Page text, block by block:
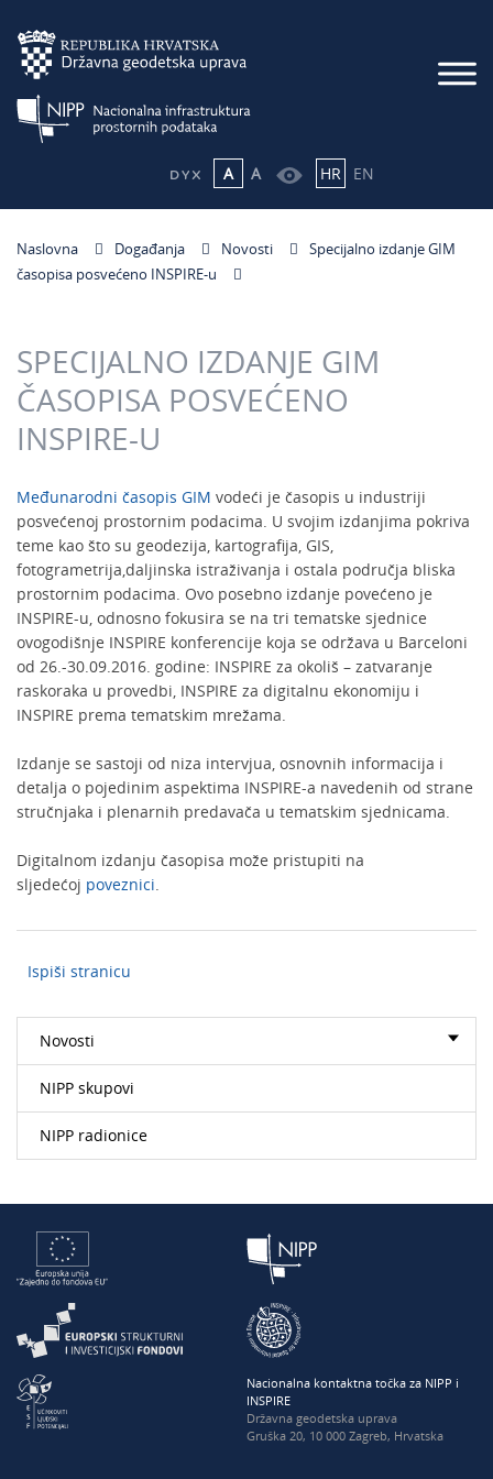
A A HR EN
Naslovna Događanja Novosti
Specijalno izdanje GIM
časopisa posvećeno INSPIRE-u
SPECIJALNO IZDANJE GIM
ČASOPISA POSVEĆENO
INSPIRE-U
Međunarodni časopis GIM vodeći je časopis u industriji
posvećenoj prostornim podacima. U svojim izdanjima pokriva
teme kao što su geodezija, kartografija, GIS,
fotogrametrija,daljinska istraživanja i ostala područja bliska
prostornim podacima. Ovo posebno izdanje povećeno je
INSPIRE-u, odnosno fokusira se na tri tematske sjednice
ovogodišnje INSPIRE konferencije koja se održava u Barceloni
od 26.-30.09.2016. godine: INSPIRE za okoliš – zatvaranje
raskoraka u provedbi, INSPIRE za digitalnu ekonomiju i
INSPIRE prema tematskim mrežama.
Izdanje se sastoji od niza intervjua, osnovnih informacija i
detalja o pojedinim aspektima INSPIRE-a navedenih od strane
stručnjaka i plenarnih predavača u tematskim sjednicama.
Digitalnom izdanju časopisa može pristupiti na
sljedećoj poveznici.
Ispiši stranicu
Novosti
NIPP skupovi
NIPP radionice
Nacionalna kontaktna točka za NIPP i
INSPIRE
Državna geodetska uprava
Gruška 20, 10 000 Zagreb, Hrvatska